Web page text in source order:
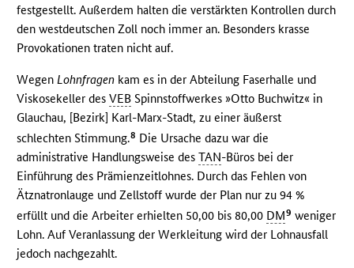
festgestellt. Außerdem halten die verstärkten Kontrollen durch
den westdeutschen Zoll noch immer an. Besonders krasse
Provokationen traten nicht auf.
WegenLohnfragen kam es in der Abteilung Faserhalle und
Viskosekeller desVEB Spinnstoffwerkes »Otto Buchwitz« in
Glauchau, [Bezirk] Karl-Marx-Stadt, zu einer äußerst
schlechten Stimmung.8 Die Ursache dazu war die
administrative Handlungsweise desTAN-Büros bei der
Einführung des Prämienzeitlohnes. Durch das Fehlen von
Ätznatronlauge und Zellstoff wurde der Plan nur zu 94 %
erfüllt und die Arbeiter erhielten 50,00 bis 80,00 DM9 weniger
Lohn. Auf Veranlassung der Werkleitung wird der Lohnausfall
jedoch nachgezahlt.